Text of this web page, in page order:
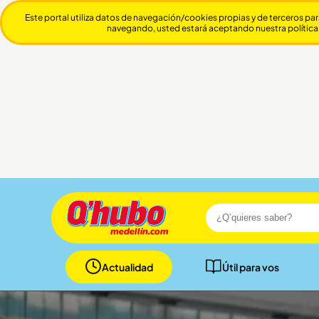
Actualidad Útil para vos
Este portal utiliza datos de navegación/cookies propias y de terceros
navegando, usted estará aceptando nuestra